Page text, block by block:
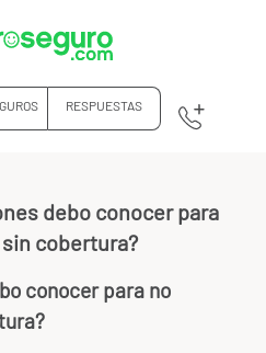
RESPUESTAS
debo conocer para
cobertura?
conocer para no